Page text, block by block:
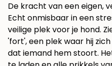
De kracht van een eigen,
Echt onmisbaar in een
veilige plek voor je hond.
'fort', een plek waar hij
dat iemand hem stoort.